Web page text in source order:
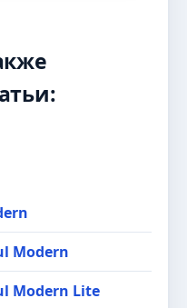
Modern
Modern Lite